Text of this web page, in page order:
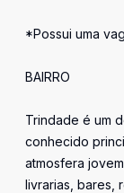
*Possui uma
BAIRRO
Trindade é um
conhecido
atmosfera
livrarias, bares,